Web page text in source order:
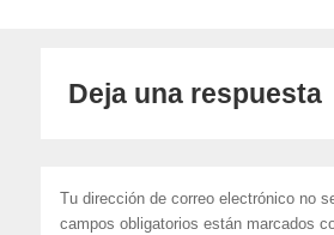
Deja una respuesta
Tu dirección de correo electrónico no
campos obligatorios están marcados